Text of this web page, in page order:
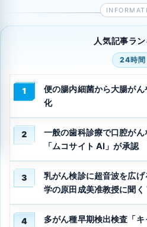
人気記事ラ
24時間
1
便の腸内細菌から大腸が
化
2
一般の歯科診療で口腔が
「ムコサイト AI」が承認
3
乳がん検診に超音波を広
学の原田成美准教授に聞
4
多がん種早期検出検査「